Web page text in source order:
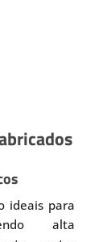
ideais para
alta